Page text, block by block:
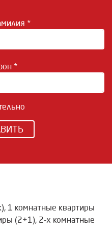
*
*
, 1 комнатные квартиры
(2+1), 2-х комнатные